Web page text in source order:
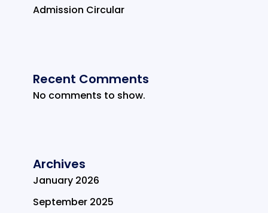
Admission Circular
Recent Comments
No comments to show.
Archives
January 2026
September 2025